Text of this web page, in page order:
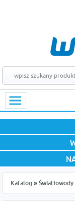
Katalog » Światłowody